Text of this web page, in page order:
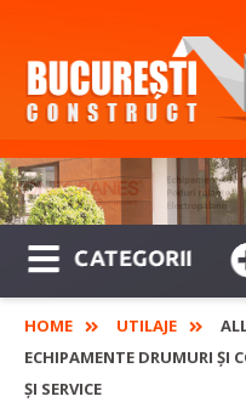
CATEGORII
HOME UTILAJE
ECHIPAMENTE DRUMURI ȘI
ȘI SERVICE